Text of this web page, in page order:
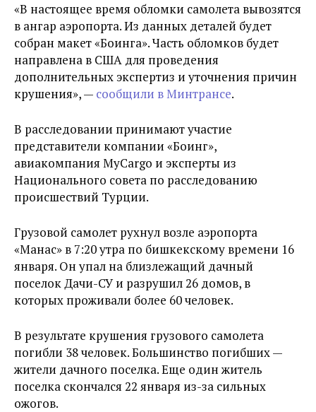
«В настоящее время обломки самолета вывозятся
в ангар аэропорта. Из данных деталей будет
собран макет «Боинга». Часть обломков будет
направлена в США для проведения
дополнительных экспертиз и уточнения причин
крушения», — сообщили в Минтрансе.
В расследовании принимают участие
представители компании «Боинг»,
авиакомпания MyCargo и эксперты из
Национального совета по расследованию
происшествий Турции.
Грузовой самолет рухнул возле аэропорта
«Манас» в 7:20 утра по бишкекскому времени 16
января. Он упал на близлежащий дачный
поселок Дачи-СУ и разрушил 26 домов, в
которых проживали более 60 человек.
В результате крушения грузового самолета
погибли 38 человек. Большинство погибших —
жители дачного поселка. Еще один житель
поселка скончался 22 января из-за сильных
ожогов.